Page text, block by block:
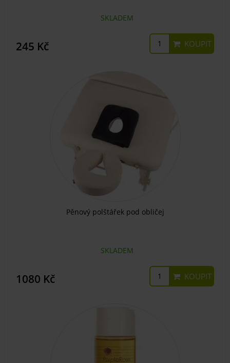
SKLADEM
245 Kč KOUPIT
Pěnový polštářek pod obličej
SKLADEM
1080 Kč KOUPIT